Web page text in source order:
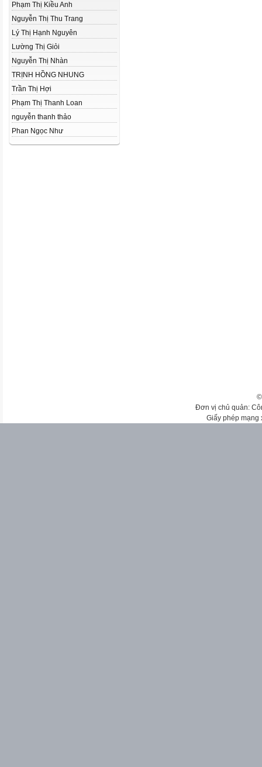
Phạm Thị Kiều Anh
Nguyễn Thị Thu Trang
Lý Thị Hạnh Nguyên
Lường Thị Giỏi
Nguyễn Thị Nhàn
TRỊNH HỒNG NHUNG
Trần Thị Hợi
Phạm Thị Thanh Loan
nguyễn thanh thảo
Phan Ngọc Như
Đơn vị chủ quản:
Giấy phép mạng